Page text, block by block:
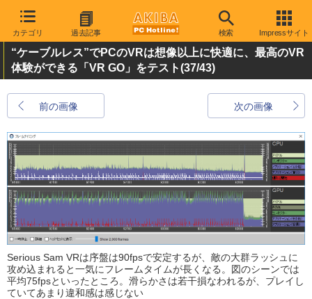
カテゴリ 過去記事 検索 Impressサイト
“ケーブルレス”でPCのVRは想像以上に快適に、最高のVR
体験ができる「VR GO」をテスト(37/43)
前の画像 次の画像
Serious Sam VRは序盤は90fpsで安定するが、敵の大群ラッシュに
攻め込まれると一気にフレームタイムが長くなる。図のシーンでは
平均75fpsといったところ。滑らかさは若干損なわれるが、プレイし
ていてあまり違和感は感じない